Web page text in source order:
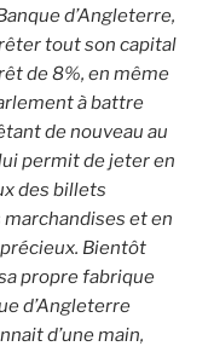
d’Angleterre,
tout son capital
de 8%, en même
à battre
de nouveau au
permit de jeter en
des billets
marchandises et en
Bientôt
propre fabrique
d’Angleterre
d’une main,